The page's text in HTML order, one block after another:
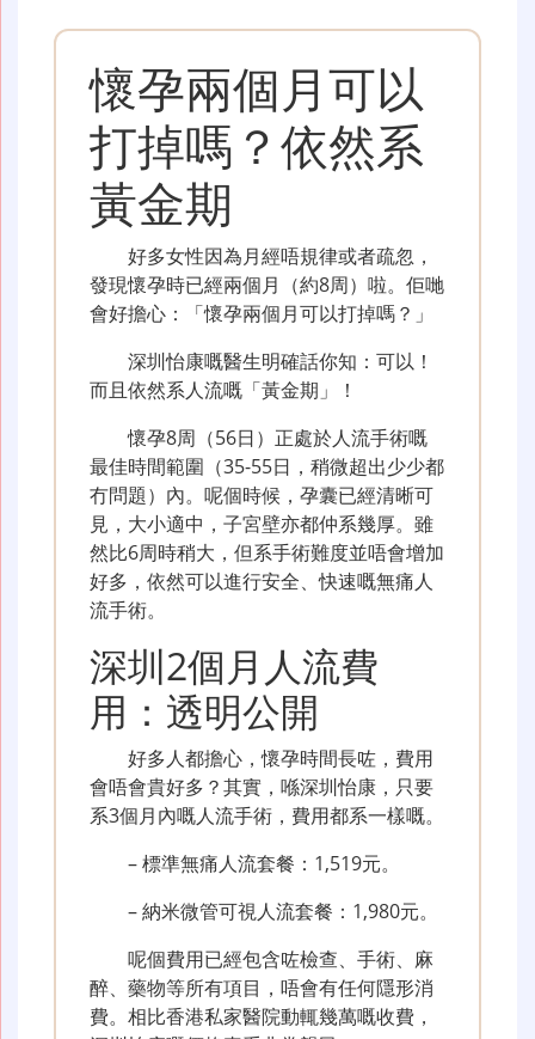
懷孕兩個月可以
打掉嗎？依然系
黃金期
好多女性因為月經唔規律或者疏忽，
發現懷孕時已經兩個月（約8周）啦。佢哋
會好擔心：「懷孕兩個月可以打掉嗎？」
深圳怡康嘅醫生明確話你知：可以！
而且依然系人流嘅「黃金期」！
懷孕8周（56日）正處於人流手術嘅
最佳時間範圍（35-55日，稍微超出少少都
冇問題）內。呢個時候，孕囊已經清晰可
見，大小適中，子宮壁亦都仲系幾厚。雖
然比6周時稍大，但系手術難度並唔會增加
好多，依然可以進行安全、快速嘅無痛人
流手術。
深圳2個月人流費
用：透明公開
好多人都擔心，懷孕時間長咗，費用
會唔會貴好多？其實，喺深圳怡康，只要
系3個月內嘅人流手術，費用都系一樣嘅。
– 標準無痛人流套餐：1,519元。
– 納米微管可視人流套餐：1,980元。
呢個費用已經包含咗檢查、手術、麻
醉、藥物等所有項目，唔會有任何隱形消
費。相比香港私家醫院動輒幾萬嘅收費，